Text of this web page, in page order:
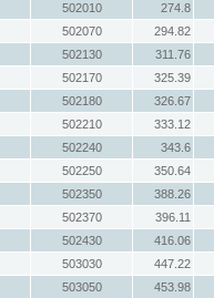
502010
274.8
502070
294.82
502130
311.76
502170
325.39
502180
326.67
502210
333.12
502240
343.6
502250
350.64
502350
388.26
502370
396.11
502430
416.06
503030
447.22
503050
453.98